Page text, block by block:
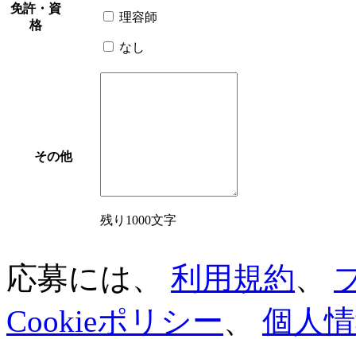
免許・資
格
理容師
なし
その他
残り1000文字
応募には、 利用規約、
Cookieポリシー、 個人